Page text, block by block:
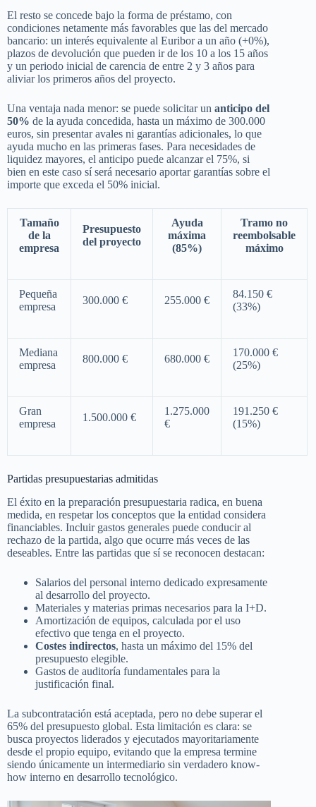
El resto se concede bajo la forma de préstamo, con
condiciones netamente más favorables que las del mercado
bancario: un interés equivalente al Euribor a un año (+0%),
plazos de devolución que pueden ir de los 10 a los 15 años
y un periodo inicial de carencia de entre 2 y 3 años para
aliviar los primeros años del proyecto.
Una ventaja nada menor: se puede solicitar un anticipo del
50% de la ayuda concedida, hasta un máximo de 300.000
euros, sin presentar avales ni garantías adicionales, lo que
ayuda mucho en las primeras fases. Para necesidades de
liquidez mayores, el anticipo puede alcanzar el 75%, si
bien en este caso sí será necesario aportar garantías sobre el
importe que exceda el 50% inicial.
Tamaño
de la
empresa
Presupuesto
del proyecto
Ayuda
máxima
(85%)
Tramo no
reembolsable
máximo
Pequeña
empresa
300.000 € 255.000 €
84.150 €
(33%)
Mediana
empresa
800.000 € 680.000 €
170.000 €
(25%)
Gran
empresa
1.500.000 €
1.275.000
€
191.250 €
(15%)
Partidas presupuestarias admitidas
El éxito en la preparación presupuestaria radica, en buena
medida, en respetar los conceptos que la entidad considera
financiables. Incluir gastos generales puede conducir al
rechazo de la partida, algo que ocurre más veces de las
deseables. Entre las partidas que sí se reconocen destacan:
Salarios del personal interno dedicado expresamente
al desarrollo del proyecto.
Materiales y materias primas necesarios para la I+D.
Amortización de equipos, calculada por el uso
efectivo que tenga en el proyecto.
Costes indirectos, hasta un máximo del 15% del
presupuesto elegible.
Gastos de auditoría fundamentales para la
justificación final.
La subcontratación está aceptada, pero no debe superar el
65% del presupuesto global. Esta limitación es clara: se
busca proyectos liderados y ejecutados mayoritariamente
desde el propio equipo, evitando que la empresa termine
siendo únicamente un intermediario sin verdadero know-
how interno en desarrollo tecnológico.